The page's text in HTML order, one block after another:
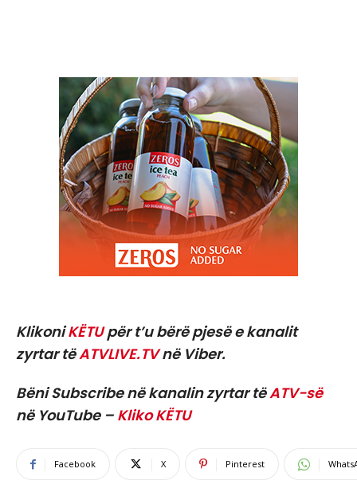
KlikoniKËTUpër t’u bërë pjesë e kanalit
zyrtar tëATVLIVE.TVnë Viber.
Bëni Subscribe në kanalin zyrtar tëATV-së
në YouTube – Kliko KËTU
Facebook X Pinterest